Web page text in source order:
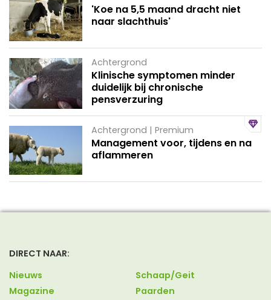
'Koe na 5,5 maand dracht niet
naar slachthuis'
Achtergrond
Klinische symptomen minder
duidelijk bij chronische
pensverzuring
Achtergrond | Premium
Management voor, tijdens en na
aflammeren
DIRECT NAAR:
Nieuws
Magazine
Schaap/Geit
Paarden